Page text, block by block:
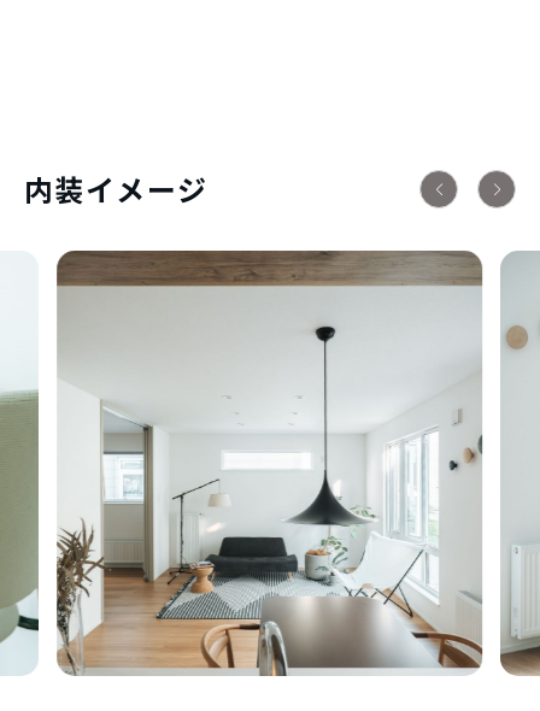
内装イメージ